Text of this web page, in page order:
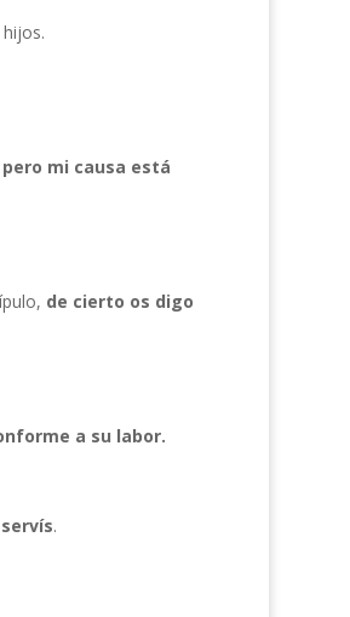
mi causa está
de cierto os digo
a su labor.
.